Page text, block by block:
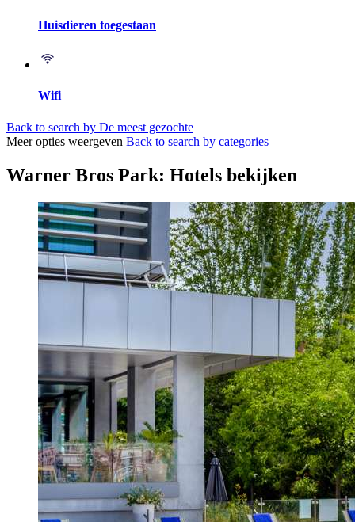
Huisdieren toegestaan
Wifi
Back to search by De meest gezochte
Meer opties weergeven Back to search by categories
Warner Bros Park: Hotels bekijken